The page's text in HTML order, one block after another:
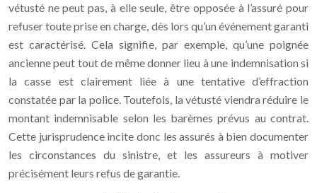
vétusté ne peut pas, à elle seule, être opposée à l’assuré pour
refuser toute prise en charge, dès lors qu’un événement garanti
est caractérisé. Cela signifie, par exemple, qu’une poignée
ancienne peut tout de même donner lieu à une indemnisation si
la casse est clairement liée à une tentative d’effraction
constatée par la police. Toutefois, la vétusté viendra réduire le
montant indemnisable selon les barèmes prévus au contrat.
Cette jurisprudence incite donc les assurés à bien documenter
les circonstances du sinistre, et les assureurs à motiver
précisément leurs refus de garantie.